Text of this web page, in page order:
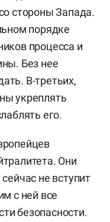
стороны Запада.
порядке
процесса и
Без нее
В-третьих,
укреплять
его.
Они
не вступит
с ней все
безопасности.